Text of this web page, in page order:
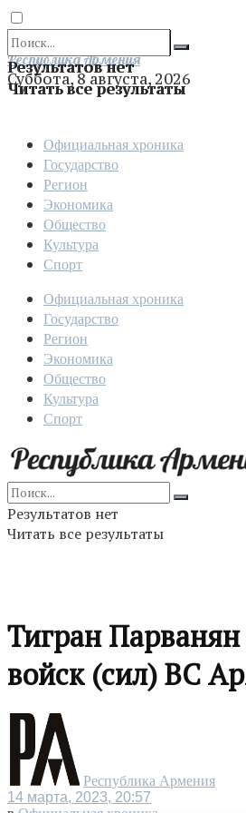
Результатов нет
Читать все результаты
Отправить
Республика Армения
Суббота, 8 августа, 2026
Официальная хроника
Государство
Регион
Экономика
Общество
Культура
Спорт
Официальная хроника
Государство
Регион
Экономика
Общество
Культура
Спорт
Результатов нет
Читать все результаты
Тигран
войск (сил) ВС
Республика Армения
14 марта, 2023, 20:57